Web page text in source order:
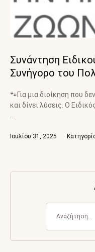
Συνάντηση
Συνήγορο του
🐾Για μια διοίκηση που
και δίνει λύσεις. Ο
Ιουλίου 31, 2025